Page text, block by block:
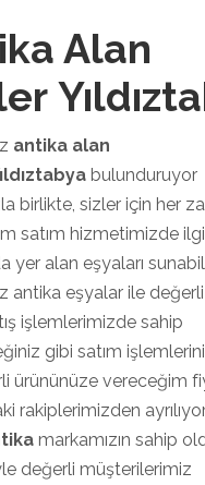
Alan
antika alan
bulunduruyor
birlikte, sizler için her
satım hizmetimizde ilgi
yer alan eşyaları
antika eşyalar ile
işlemlerimizde sahip
gibi satım
ürününüze vereceğim
rakiplerimizden
markamızın sahip
değerli müşterilerimiz